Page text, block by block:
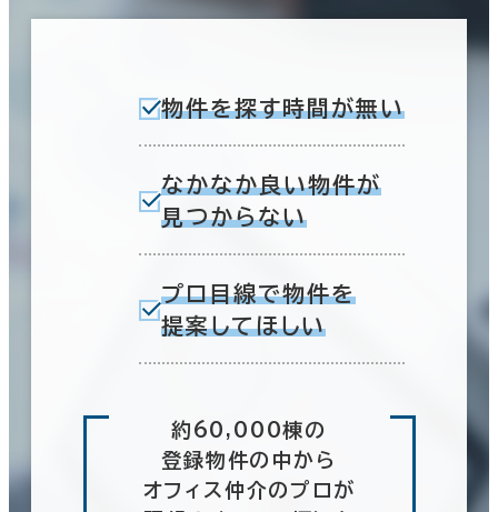
物件を探す時間が無い
なかなか良い物件が
見つからない
プロ目線で物件を
提案してほしい
約60,000棟の
登録物件の中から
オフィス仲介のプロが